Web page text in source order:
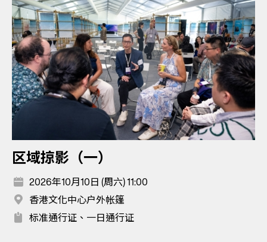
区域掠影（一）
2026年10月10日 (周六) 11:00
香港文化中心户外帐篷
标准通行证、一日通行证